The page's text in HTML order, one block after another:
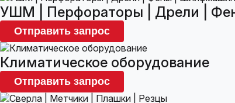
УШМ | Перфораторы | Дрели |
Отправить запрос
Климатическое оборудование
Отправить запрос